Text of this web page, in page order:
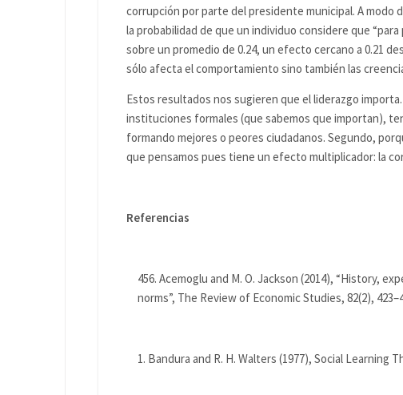
corrupción por parte del presidente municipal. A modo
la probabilidad de que un individuo considere que
sobre un promedio de 0.24, un efecto cercano a 0.21
sólo afecta el comportamiento sino también las
Estos resultados nos sugieren que el liderazgo
instituciones formales (que sabemos que importan),
formando mejores o peores ciudadanos. Segundo,
que pensamos pues tiene un efecto multiplicador: la
Referencias
Acemoglu and M. O. Jackson (2014), “History,
norms”, The Review of Economic Studies, 82(2),
Bandura and R. H. Walters (1977), Social Learning